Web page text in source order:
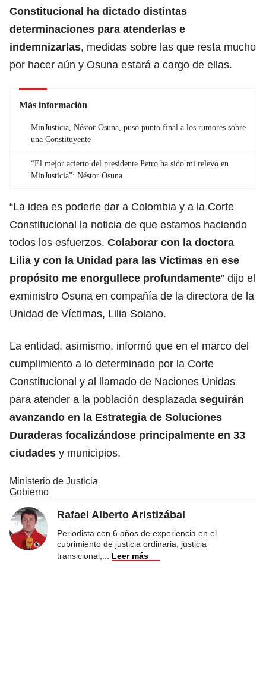
Constitucional ha dictado distintas
determinaciones para atenderlas e
indemnizarlas, medidas sobre las que resta mucho
por hacer aún y Osuna estará a cargo de ellas.
Más información
MinJusticia, Néstor Osuna, puso punto final a los rumores sobre
una Constituyente
“El mejor acierto del presidente Petro ha sido mi relevo en
MinJusticia”: Néstor Osuna
“La idea es poderle dar a Colombia y a la Corte
Constitucional la noticia de que estamos haciendo
todos los esfuerzos. Colaborar con la doctora
Lilia y con la Unidad para las Víctimas en ese
propósito me enorgullece profundamente” dijo el
exministro Osuna en compañía de la directora de la
Unidad de Víctimas, Lilia Solano.
La entidad, asimismo, informó que en el marco del
cumplimiento a lo determinado por la Corte
Constitucional y al llamado de Naciones Unidas
para atender a la población desplazada seguirán
avanzando en la Estrategia de Soluciones
Duraderas focalizándose principalmente en 33
ciudades y municipios.
Ministerio de Justicia
Gobierno
Rafael Alberto Aristizábal
Periodista con 6 años de experiencia en el
cubrimiento de justicia ordinaria, justicia
transicional,
Leer más